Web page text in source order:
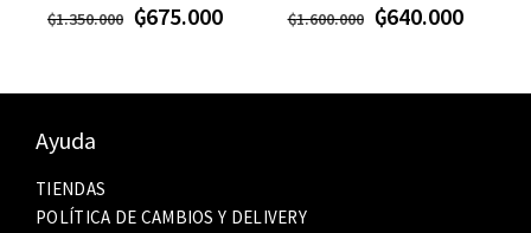
₲1.350.000 ₲675.000 ₲1.600.000 ₲640.000
Ayuda
TIENDAS
POLÍTICA DE CAMBIOS Y DELIVERY